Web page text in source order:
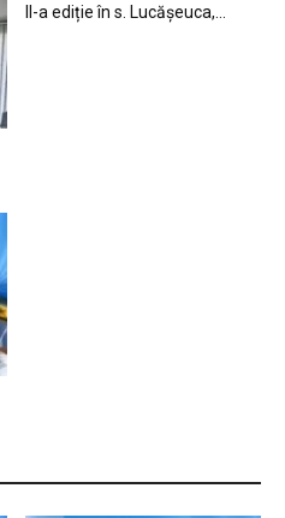
II-a ediție în s. Lucășeuca,...